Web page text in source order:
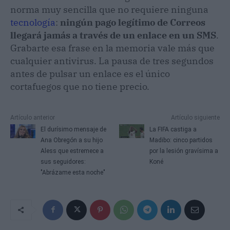
norma muy sencilla que no requiere ninguna
tecnología: ningún pago legítimo de Correos
llegará jamás a través de un enlace en un SMS.
Grabarte esa frase en la memoria vale más que
cualquier antivirus. La pausa de tres segundos
antes de pulsar un enlace es el único
cortafuegos que no tiene precio.
Artículo anterior
El durísimo mensaje de
Ana Obregón a su hijo
Aless que estremece a
sus seguidores:
"Abrázame esta noche"
Artículo siguiente
La FIFA castiga a
Madibo: cinco partidos
por la lesión gravísima a
Koné